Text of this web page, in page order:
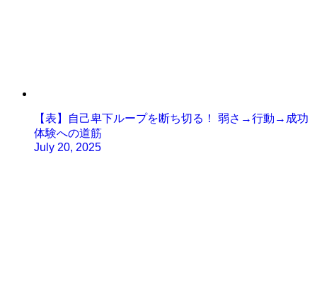
【表】自己卑下ループを断ち切る！ 弱さ→行動→成功
体験への道筋
July 20, 2025